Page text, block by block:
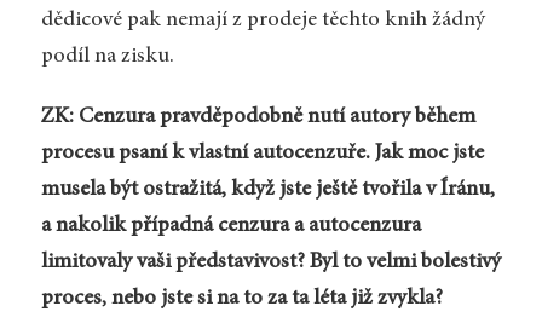
dědicové pak nemají z prodeje těchto knih žádný
podíl na zisku.
ZK: Cenzura pravděpodobně nutí autory během
procesu psaní k vlastní autocenzuře. Jak moc jste
musela být ostražitá, když jste ještě tvořila v Íránu,
a nakolik případná cenzura a autocenzura
limitovaly vaši představivost? Byl to velmi bolestivý
proces, nebo jste si na to za ta léta již zvykla?